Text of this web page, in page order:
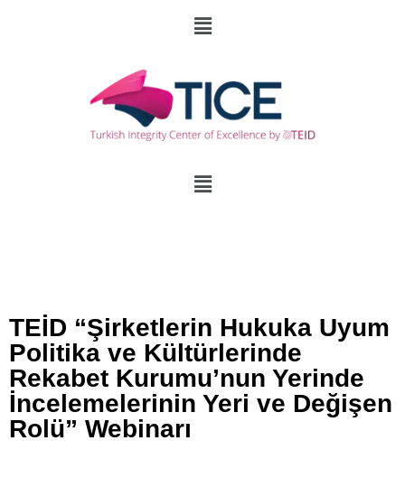
TEİD “Şirketlerin Hukuka Uyum
Politika ve Kültürlerinde
Rekabet Kurumu’nun Yerinde
İncelemelerinin Yeri ve Değişen
Rolü” Webinarı